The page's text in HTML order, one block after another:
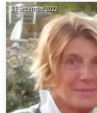
26 Settembre 2022